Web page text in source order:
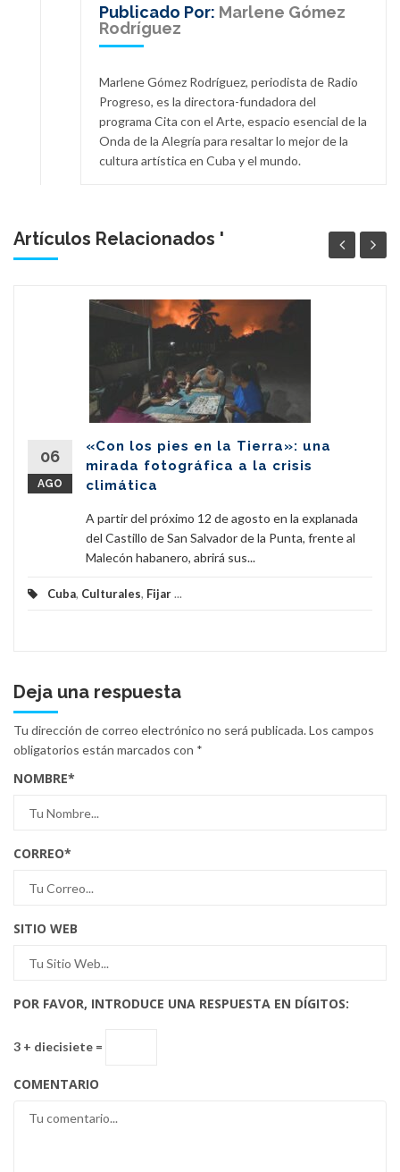
Publicado Por: Marlene Gómez
Rodríguez
Marlene Gómez Rodríguez, periodista de Radio
Progreso, es la directora-fundadora del
programa Cita con el Arte, espacio esencial de la
Onda de la Alegría para resaltar lo mejor de la
cultura artística en Cuba y el mundo.
Artículos Relacionados '
06
AGO
«Con los pies en la Tierra»: una
mirada fotográfica a la crisis
climática
A partir del próximo 12 de agosto en la explanada
del Castillo de San Salvador de la Punta, frente al
Malecón habanero, abrirá sus...
Cuba, Culturales, Fijar...
Deja una respuesta
Tu dirección de correo electrónico no será publicada.Los campos
obligatorios están marcados con *
NOMBRE*
CORREO*
SITIO WEB
POR FAVOR, INTRODUCE UNA RESPUESTA EN DÍGITOS:
3 + diecisiete =
COMENTARIO